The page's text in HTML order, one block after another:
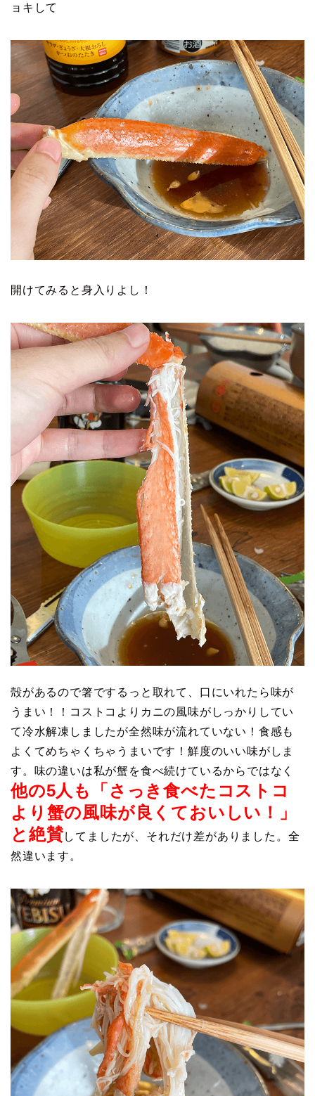
ョキして
開けてみると身入りよし！
殻があるので箸でするっと取れて、口にいれたら味が
うまい！！コストコよりカニの風味がしっかりしてい
て冷水解凍しましたが全然味が流れていない！食感も
よくてめちゃくちゃうまいです！鮮度のいい味がしま
す。味の違いは私が蟹を食べ続けているからではなく
他の5人も「さっき食べたコストコ
より蟹の風味が良くておいしい！」
と絶賛してましたが、それだけ差がありました。全
然違います。